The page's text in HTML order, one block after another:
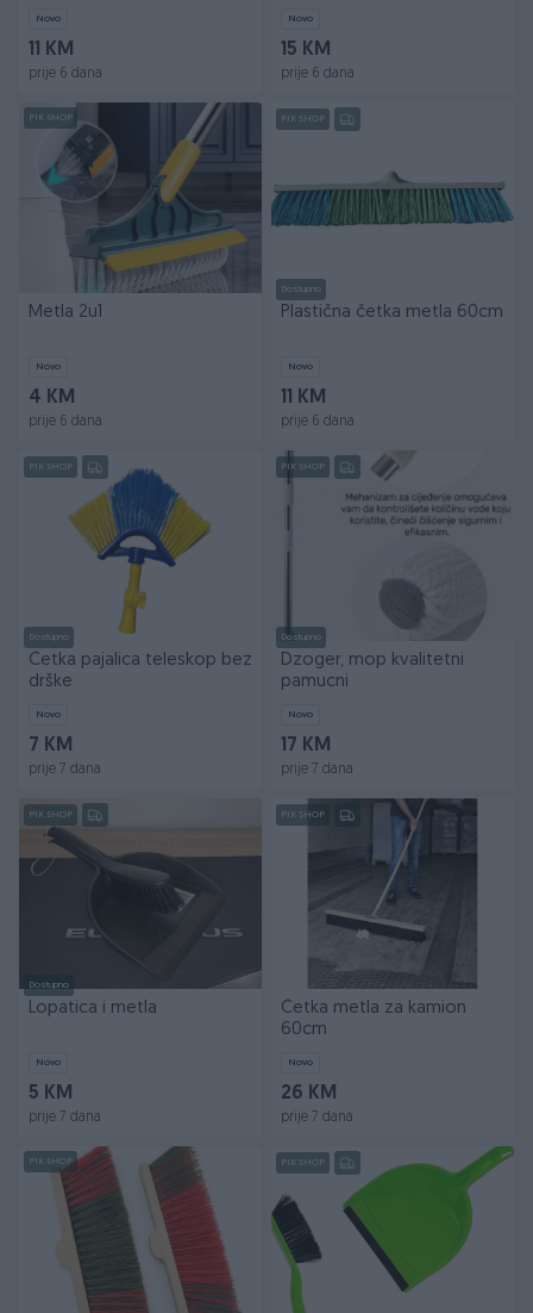
Novo
11 KM
prije 6 dana
Novo
15 KM
prije 6 dana
PIK SHOP
Metla 2u1
Novo
4 KM
prije 6 dana
PIK SHOP
Dostupno
Plastična četka metla 60cm
Novo
11 KM
prije 6 dana
PIK SHOP
Dostupno
Četka pajalica teleskop bez
drške
Novo
7 KM
prije 7 dana
PIK SHOP
Dostupno
Dzoger, mop kvalitetni
pamucni
Novo
17 KM
prije 7 dana
PIK SHOP
Dostupno
Lopatica i metla
Novo
5 KM
prije 7 dana
PIK SHOP
Četka metla za kamion
60cm
Novo
26 KM
prije 7 dana
PIK SHOP PIK SHOP